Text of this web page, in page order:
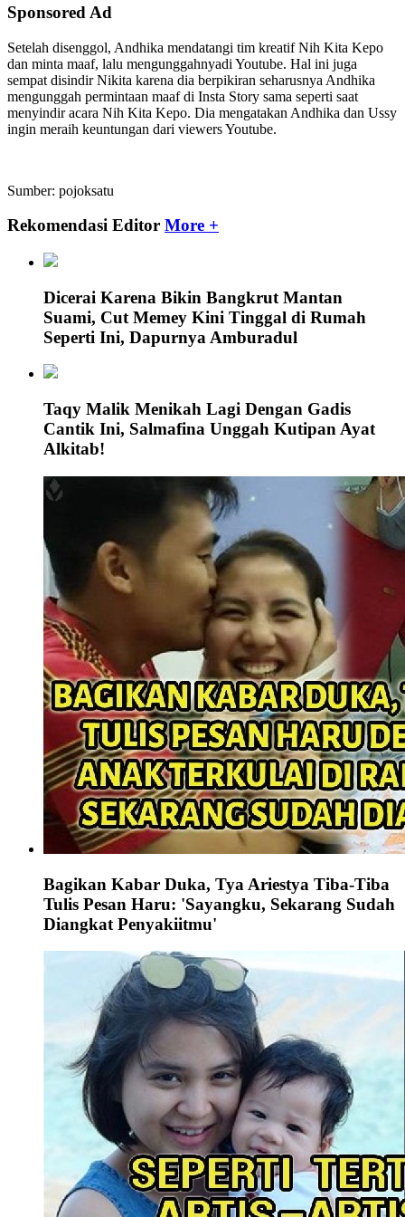
Sponsored Ad
Setelah disenggol, Andhika mendatangi tim kreatif Nih Kita Kepo
dan minta maaf, lalu mengunggahnyadi Youtube. Hal ini juga
sempat disindir Nikita karena dia berpikiran seharusnya Andhika
mengunggah permintaan maaf di Insta Story sama seperti saat
menyindir acara Nih Kita Kepo. Dia mengatakan Andhika dan Ussy
ingin meraih keuntungan dari viewers Youtube.
Sumber: pojoksatu
Rekomendasi Editor More +
Dicerai Karena Bikin Bangkrut Mantan
Suami, Cut Memey Kini Tinggal di Rumah
Seperti Ini, Dapurnya Amburadul
Taqy Malik Menikah Lagi Dengan Gadis
Cantik Ini, Salmafina Unggah Kutipan Ayat
Alkitab!
Bagikan Kabar Duka, Tya Ariestya Tiba-Tiba
Tulis Pesan Haru: 'Sayangku, Sekarang Sudah
Diangkat Penyakiitmu'